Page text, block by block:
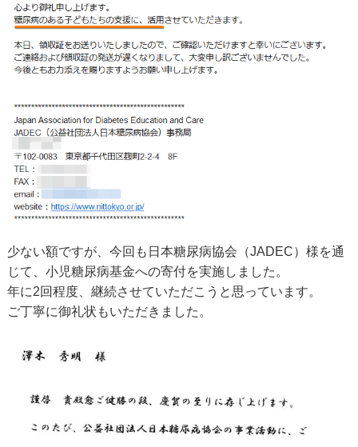
少ない額ですが、今回も日本糖尿病協会（JADEC）様を通
じて、小児糖尿病基金への寄付を実施しました。
年に2回程度、継続させていただこうと思っています。
ご丁寧に御礼状もいただきました。